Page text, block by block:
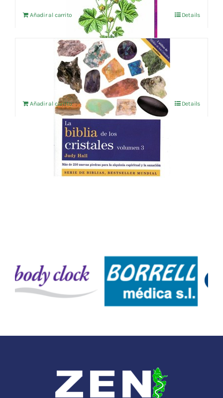
Añadir al carrito Details
LA BIBLIA DE LOS CRISTALES VOL 3
IVA no incluído
Añadir al carrito Details